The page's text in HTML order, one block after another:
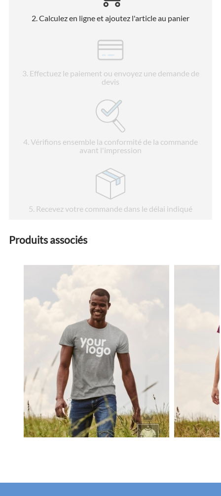
2. Calculez en ligne et ajoutez l'article au panier
3 . Effectuez le paiement ou envoyez une demande de
devis
4. Vérifions ensemble la conformité de la commande
avant l'impression
5 . Recevez votre commande dans le délai indiqué
Produits associés